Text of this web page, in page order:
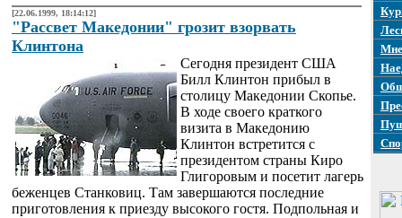
[22.06.1999, 18:14:12]
"Рассвет Македонии" грозит взорвать
Клинтона
Сегодня президент США
Билл Клинтон прибыл в
столицу Македонии Скопье.
В ходе своего краткого
визита в Македонию
Клинтон встретится с
президентом страны Киро
Глигоровым и посетит лагерь
беженцев Станковиц. Там завершаются последние
приготовления к приезду высокого гостя. Подпольная и